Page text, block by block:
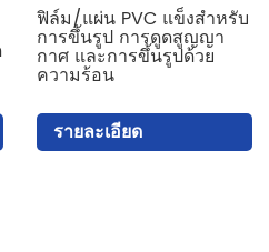
ฟิล์ม/แผ่น PVC แข็งสำหรับ
การขึ้นรูป การดูดสูญญา
กาศ และการขึ้นรูปด้วย
ความร้อน
รายละเอียด